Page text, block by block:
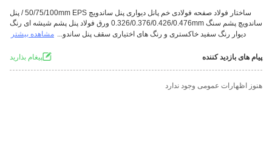
ساختار فولاد صفحه فولادی خم پانل دیواری پنل ساندویچ 50/75/100mm EPS / پنل
ساندویچ پشم سنگ 0.326/0.376/0.426/0.476mm ورق فولاد پنل پشم شیشه ای رنگ
دیوار رنگ سفید خاکستری و رنگ های اختیاری سقف پنل ساندو... مشاهده بیشتر
پیام های بازدید کننده پيغام بذاريد
هنوز اظهارات عمومی وجود ندارد